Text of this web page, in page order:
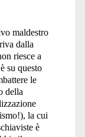
maldestro
dalla
riesce a
su questo
le
della
la cui
è